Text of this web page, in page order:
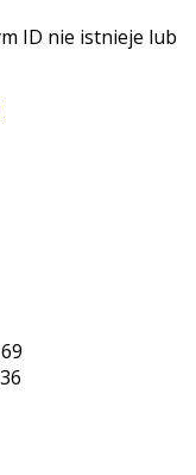
ID nie istnieje lub